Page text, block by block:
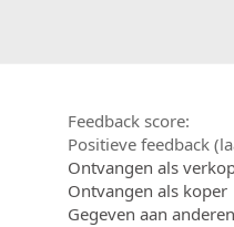
Feedback score
Positieve feedback
Ontvangen als
Ontvangen als koper
Gegeven aan anderen